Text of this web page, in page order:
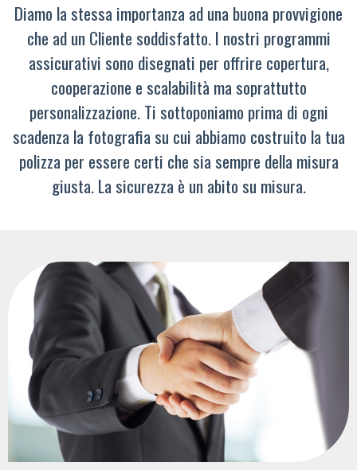
Diamo la stessa importanza ad una buona provvigione
che ad un Cliente soddisfatto. I nostri programmi
assicurativi sono disegnati per offrire copertura,
cooperazione e scalabilità ma soprattutto
personalizzazione. Ti sottoponiamo prima di ogni
scadenza la fotografia su cui abbiamo costruito la tua
polizza per essere certi che sia sempre della misura
giusta. La sicurezza è un abito su misura.